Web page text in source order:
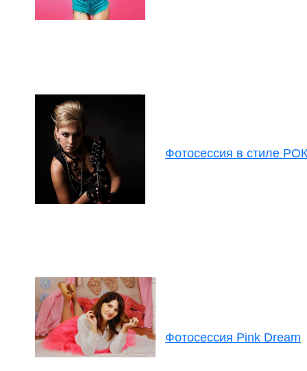
Фотосессия в стиле
Фотосессия Pink Dream